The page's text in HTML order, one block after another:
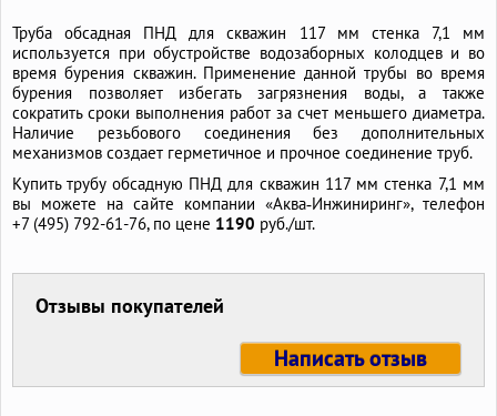
Труба обсадная ПНД для скважин 117 мм стенка 7,1 мм
используется при обустройстве водозаборных колодцев и во
время бурения скважин. Применение данной трубы во время
бурения позволяет избегать загрязнения воды, а также
сократить сроки выполнения работ за счет меньшего диаметра.
Наличие резьбового соединения без дополнительных
механизмов создает герметичное и прочное соединение труб.
Купить трубу обсадную ПНД для скважин 117 мм стенка 7,1 мм
вы можете на сайте компании «Аква‑Инжиниринг», телефон
+7 (495) 792-61-76,по цене 1190 руб./шт.
Отзывы покупателей
Написать отзыв